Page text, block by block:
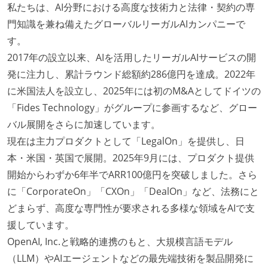
私たちは、AI分野における高度な技術力と法律・契約の専
門知識を兼ね備えたグローバルリーガルAIカンパニーで
す。
2017年の設立以来、AIを活用したリーガルAIサービスの開
発に注力し、累計ラウンド総額約286億円を達成。2022年
に米国法人を設立し、2025年には初のM&Aとしてドイツの
「Fides Technology」がグループに参画するなど、グロー
バル展開をさらに加速しています。
現在は主力プロダクトとして「LegalOn」を提供し、日
本・米国・英国で展開。2025年9月には、プロダクト提供
開始からわずか6年半でARR100億円を突破しました。さら
に「CorporateOn」「CXOn」「DealOn」など、法務にと
どまらず、高度な専門性が要求される多様な領域をAIで支
援しています。
OpenAI, Inc.と戦略的連携のもと、大規模言語モデル
（LLM）やAIエージェントなどの最先端技術を製品開発に